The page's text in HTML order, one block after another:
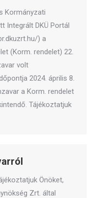
Kormányzati
Integrált DKÜ Portál
) a
(Korm. rendelet) 22.
volt
2024. április 8.
a Korm. rendelet
Tájékoztatjuk
Önöket,
Zrt. által